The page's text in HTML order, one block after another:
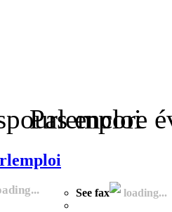
Pas encore
See fax loading...